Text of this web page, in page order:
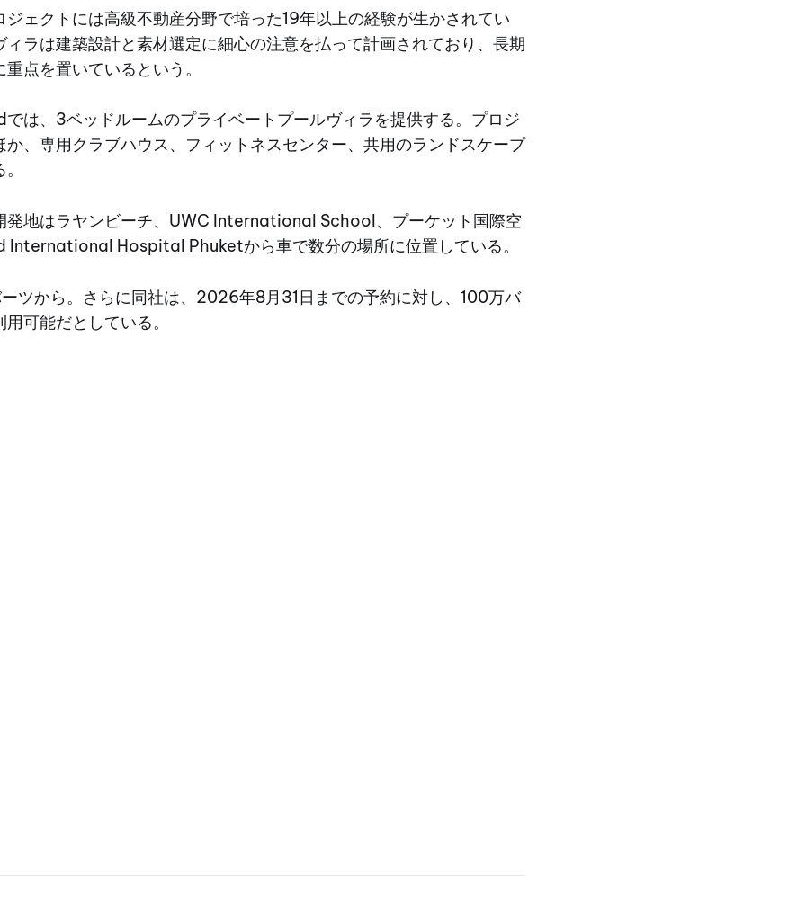
ジェクトには高級不動産分野で培った19年以上の経験が生かされてい
ィラは建築設計と素材選定に細心の注意を払って計画されており、長期
点を置いているという。
は、3ベッドルームのプライベートプールヴィラを提供する。プロジ
か、専用クラブハウス、フィットネスセンター、共用のランドスケープ
発地はラヤンビーチ、UWC International School、プーケット国際空
International Hospital Phuketから車で数分の場所に位置している。
ツから。さらに同社は、2026年8月31日までの予約に対し、100万バ
可能だとしている。